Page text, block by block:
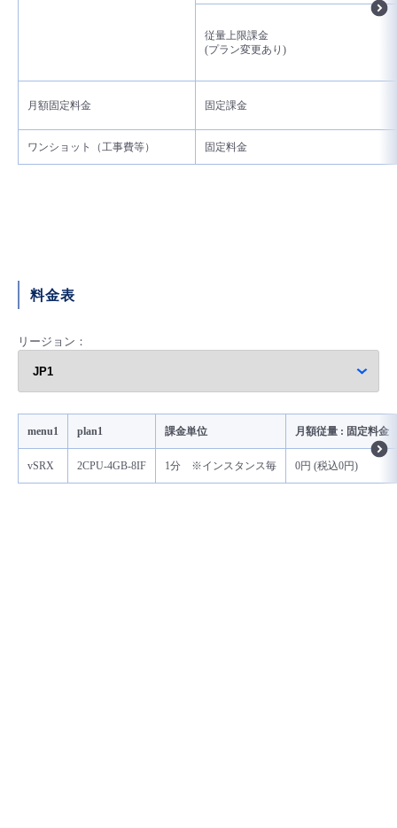
- vUTM2
従量上限課金
(プラン変更あり)
月額固定料金 固定課金
ワンショット（工事費等） 固定料金
料金表
リージョン：
menu1 plan1 課金単位 月額従量 : 固定料金
vSRX 2CPU-4GB-8IF 1分 ※インスタンス毎 0円 (税込0円)